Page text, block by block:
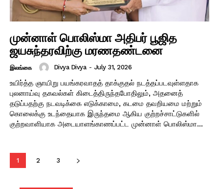
முன்னாள் பொலிஸ்மா அதிபர் பூஜித
ஜயசுந்தரவிற்கு மரணதண்டனை
இலங்கை Divya Divya - July 31, 2026
உயிர்த்த ஞாயிறு பயங்கரவாதத் தாக்குதல் நடத்தப்படவுள்ளதாக
புலனாய்வு தகவல்கள் கிடைத்திருந்தபோதிலும், அதனைத்
தடுப்பதற்கு நடவடிக்கை எடுக்காமை, கடமை தவறியமை மற்றும்
கொலைக்கு உடந்தையாக இருந்தமை ஆகிய குற்றச்சாட்டுகளில்
குற்றவாளியாக அடையாளங்காணப்பட்ட முன்னாள் பொலிஸ்மா...
1 2 3